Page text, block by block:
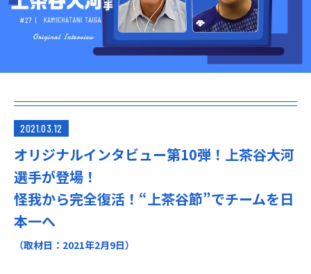
2021.03.12
オリジナルインタビュー第10弾！上茶谷大河
選手が登場！
怪我から完全復活！“上茶谷節”でチームを日
本一へ
（取材日：2021年2月9日）